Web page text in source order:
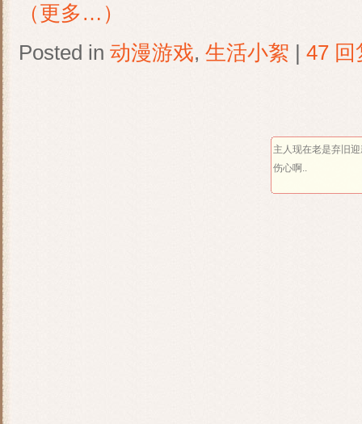
（更多…）
Posted in 动漫游戏, 生活小絮 | 47 回
主人现在老是弃旧
伤心啊..